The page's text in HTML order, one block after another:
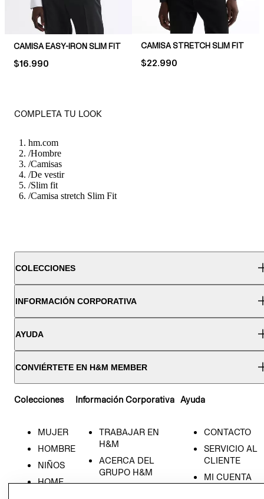
CAMISA EASY-IRON SLIM FIT
PRICE:
$16.990
CAMISA STRETCH SLIM FIT
PRICE:
$22.990
COMPLETA TU LOOK
hm.com
/Hombre
/Camisas
/De vestir
/Slim fit
/Camisa stretch Slim Fit
COLECCIONES
INFORMACIÓN CORPORATIVA
AYUDA
CONVIÉRTETE EN H&M MEMBER
Colecciones
MUJER
HOMBRE
NIÑOS
HOME
Información Corporativa
TRABAJAR EN
H&M
ACERCA DEL
GRUPO H&M
Ayuda
CONTACTO
SERVICIO AL
CLIENTE
MI CUENTA